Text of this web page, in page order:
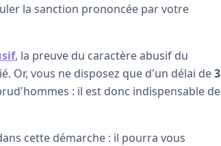
la sanction prononcée par votre
, la preuve du caractère abusif du
Or, vous ne disposez que d'un délai de3
: il est donc indispensable de
cette démarche : il pourra vous